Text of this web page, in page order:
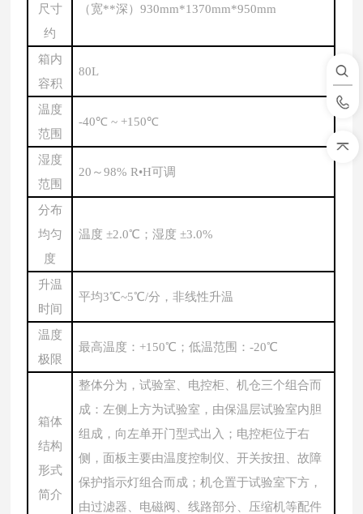
尺寸
约
（宽**深）930mm*1370mm*950mm
箱内
容积
80L
温度
范围
-40℃ ~ +150℃
湿度
范围
20～98% R•H可调
分布
均匀
度
温度 ±2.0℃；湿度 ±3.0%
升温
时间
平均3℃~5℃/分，非线性升温
温度
极限
最高温度 ： +150℃；低温范围：-20℃
箱体
结构
形式
简介
整体分为，试验室、电控柜、机仓三个组合而
成：左侧上方为试验室，由保温层试验室内胆
组成，向左单开门型式出入；电控柜位于右
侧，面板主要由温度控制仪、开关按扭、故障
保护指示灯组合而成；机仓置于试验室下方，
由过滤器、电磁阀、线路部分、压缩机等配件